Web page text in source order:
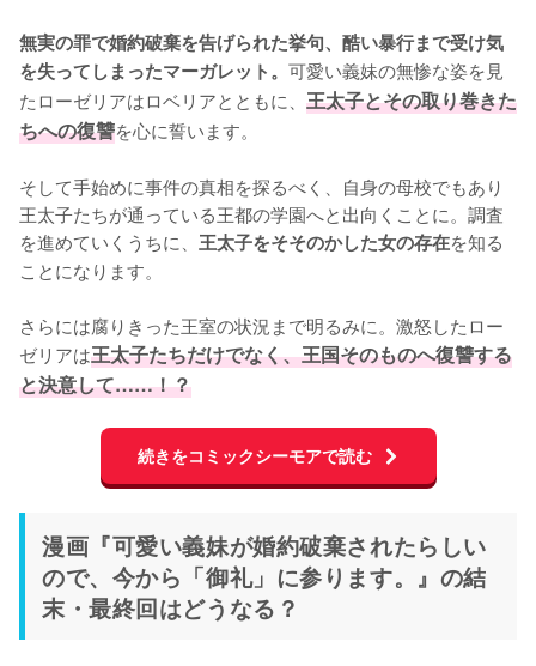
無実の罪で婚約破棄を告げられた挙句、酷い暴行まで受け気
を失ってしまったマーガレット。 可愛い義妹の無惨な姿を見
たローゼリアはロベリアとともに、 王太子とその取り巻きた
ちへの復讐を心に誓います。
そして手始めに事件の真相を探るべく、自身の母校でもあり
王太子たちが通っている王都の学園へと出向くことに。調査
を進めていくうちに、 王太子をそそのかした女の存在を知る
ことになります。
さらには腐りきった王室の状況まで明るみに。激怒したロー
ゼリアは王太子たちだけでなく、王国そのものへ復讐する
と決意して……！？
続きをコミックシーモアで読む
漫画『可愛い義妹が婚約破棄されたらしい
ので、今から「御礼」に参ります。』の結
末・最終回はどうなる？